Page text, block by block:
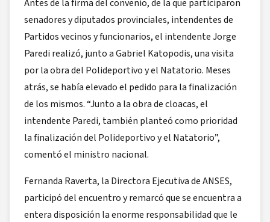
Antes de la firma del convenio, de la que participaron
senadores y diputados provinciales, intendentes de
Partidos vecinos y funcionarios, el intendente Jorge
Paredi realizó, junto a Gabriel Katopodis, una visita
por la obra del Polideportivo y el Natatorio. Meses
atrás, se había elevado el pedido para la finalización
de los mismos. “Junto a la obra de cloacas, el
intendente Paredi, también planteó como prioridad
la finalización del Polideportivo y el Natatorio”,
comentó el ministro nacional.
Fernanda Raverta, la Directora Ejecutiva de ANSES,
participó del encuentro y remarcó que se encuentra a
entera disposición la enorme responsabilidad que le